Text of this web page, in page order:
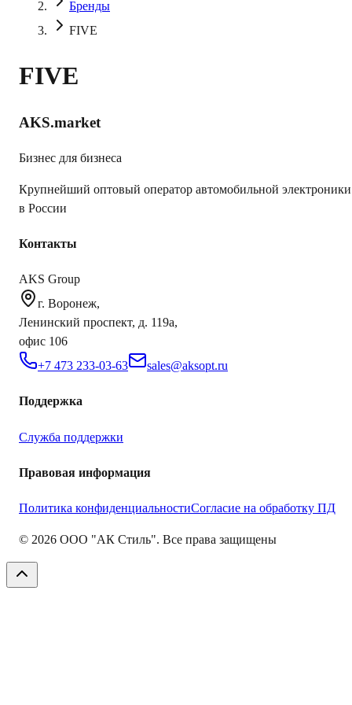
Бренды
FIVE
FIVE
AKS.market
Бизнес для бизнеса
Крупнейший оптовый оператор автомобильной электроники
в России
Контакты
AKS Group
г. Воронеж,
Ленинский проспект, д. 119а,
офис 106
+7 473 233-03-63
sales@aksopt.ru
Поддержка
Служба поддержки
Правовая информация
Политика конфиденциальностиСогласие на обработку ПД
© 2026 ООО "АК Стиль". Все права защищены